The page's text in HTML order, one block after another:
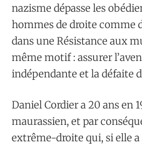
nazisme dépasse les
hommes de droite comme
dans une Résistance aux
même motif : assurer
indépendante et la défaite
Daniel Cordier a 20 ans en
maurassien, et par
extrême-droite qui, si elle